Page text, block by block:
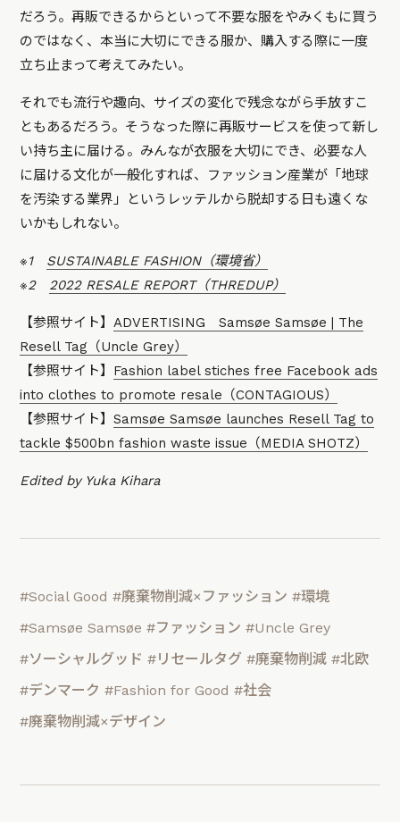
だろう。再販できるからといって不要な服をやみくもに買う
のではなく、本当に大切にできる服か、購入する際に一度
立ち止まって考えてみたい。
それでも流行や趣向、サイズの変化で残念ながら手放すこ
ともあるだろう。そうなった際に再販サービスを使って新し
い持ち主に届ける。みんなが衣服を大切にでき、必要な人
に届ける文化が一般化すれば、ファッション産業が「地球
を汚染する業界」というレッテルから脱却する日も遠くな
いかもしれない。
※1 SUSTAINABLE FASHION（環境省）
※2 2022 RESALE REPORT（THREDUP）
【参照サイト】ADVERTISING Samsøe Samsøe | The
Resell Tag（Uncle Grey）
【参照サイト】 Fashion label stiches free Facebook ads
into clothes to promote resale（CONTAGIOUS）
【参照サイト】Samsøe Samsøe launches Resell Tag to
tackle $500bn fashion waste issue（MEDIA SHOTZ）
Edited by Yuka Kihara
#Social Good #廃棄物削減×ファッション #環境
#Samsøe Samsøe #ファッション #Uncle Grey
#ソーシャルグッド #リセールタグ #廃棄物削減 #北欧
#デンマーク #Fashion for Good #社会
#廃棄物削減×デザイン